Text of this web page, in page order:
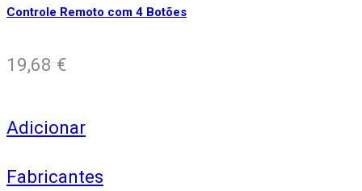
Controle Remoto com 4 Botões
19,68 €
Adicionar
Fabricantes